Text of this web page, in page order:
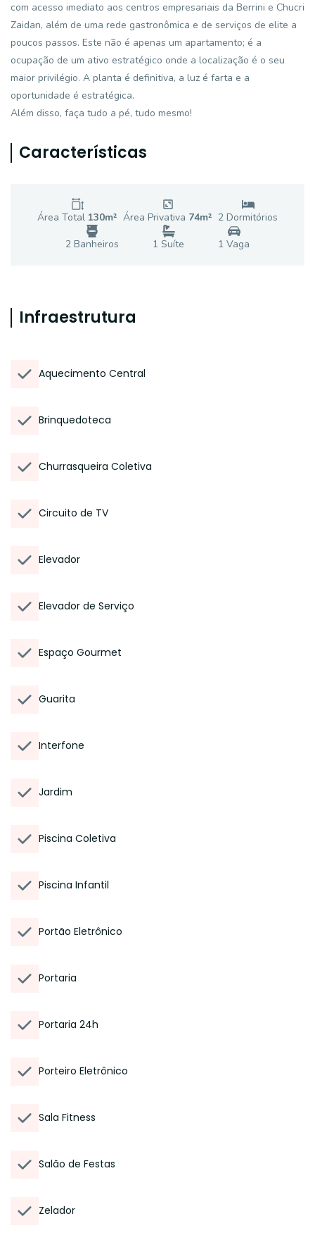
com acesso imediato aos centros empresariais da Berrini e Chucri
Zaidan, além de uma rede gastronômica e de serviços de elite a
poucos passos. Este não é apenas um apartamento; é a
ocupação de um ativo estratégico onde a localização é o seu
maior privilégio. A planta é definitiva, a luz é farta e a
oportunidade é estratégica.
Além disso, faça tudo a pé, tudo mesmo!
Características
Área Total 130m² Área Privativa 74m² 2 Dormitórios
2 Banheiros 1 Suíte 1 Vaga
Infraestrutura
Aquecimento Central
Brinquedoteca
Churrasqueira Coletiva
Circuito de TV
Elevador
Elevador de Serviço
Espaço Gourmet
Guarita
Interfone
Jardim
Piscina Coletiva
Piscina Infantil
Portão Eletrônico
Portaria
Portaria 24h
Porteiro Eletrônico
Sala Fitness
Salão de Festas
Zelador